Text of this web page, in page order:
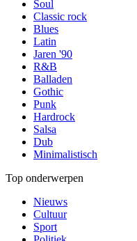
Soul
Classic rock
Blues
Latin
Jaren '90
R&B
Balladen
Gothic
Punk
Hardrock
Salsa
Dub
Minimalistisch
Top onderwerpen
Nieuws
Cultuur
Sport